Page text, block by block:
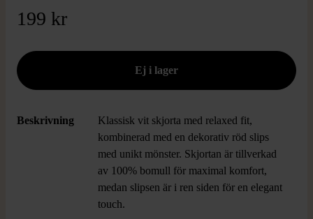
199 kr
Beskrivning
Klassisk vit skjorta med relaxed fit,
kombinerad med en dekorativ röd slips
med unikt mönster. Skjortan är tillverkad
av 100% bomull för maximal komfort,
medan slipsen är i ren siden för en elegant
touch.